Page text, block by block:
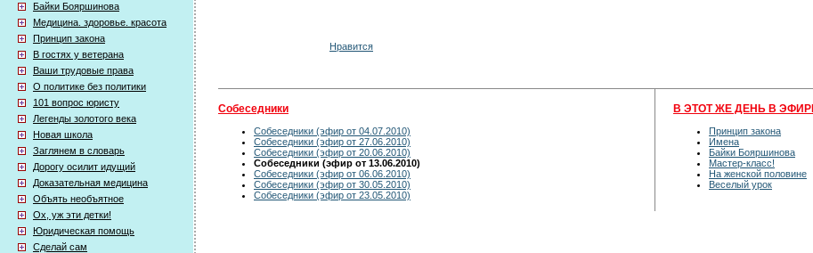
Байки Бояршинова
Медицина. здоровье. красота
Принцип закона
В гостях у ветерана
Ваши трудовые права
О политике без политики
101 вопрос юристу
Легенды золотого века
Новая школа
Заглянем в словарь
Дорогу осилит идущий
Доказательная медицина
Объять необъятное
Ох, уж эти детки!
Юридическая помощь
Сделай сам
Нравится
Собеседники
Собеседники (эфир от 04.07.2010)
Собеседники (эфир от 27.06.2010)
Собеседники (эфир от 20.06.2010)
Собеседники (эфир от 13.06.2010)
Собеседники (эфир от 06.06.2010)
Собеседники (эфир от 30.05.2010)
Собеседники (эфир от 23.05.2010)
В ЭТОТ ЖЕ ДЕНЬ В
Принцип закона
Имена
Байки Бояршинова
Мастер-класс!
На женской половине
Веселый урок